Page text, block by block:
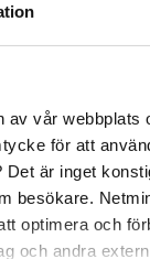
vår
för att
är inget
besökare.
optimera och
och andra